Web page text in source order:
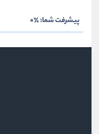
پیشرفت شما:٪0